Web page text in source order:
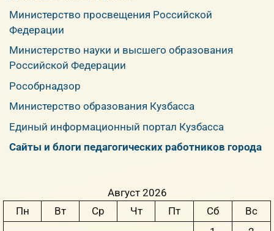
Министерство просвещения Российской
Федерации
Министерство науки и высшего образования
Российской Федерации
Рособрнадзор
Министерство образования Кузбасса
Единый информационный портал Кузбасса
Сайты и блоги педагогических работников города
Август 2026
Пн
Вт Ср Чт Пт Сб
Вс